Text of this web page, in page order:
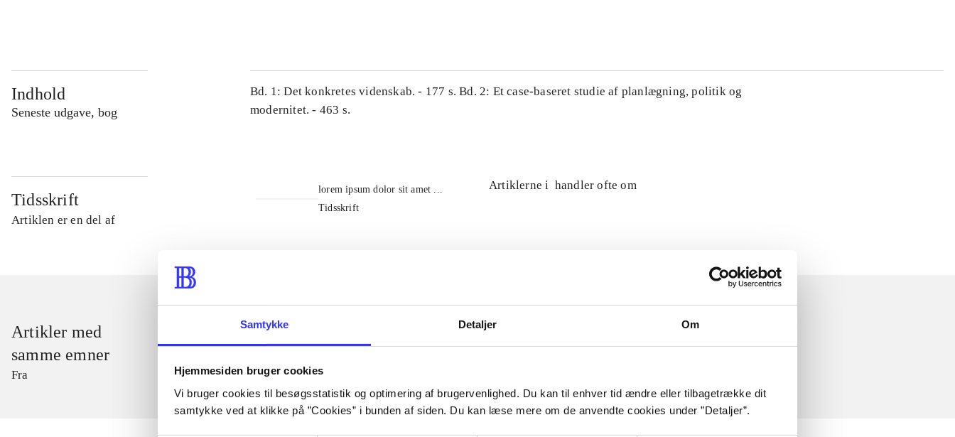
Samtykke Detaljer Om
Hjemmesiden bruger cookies
Vi bruger cookies til besøgsstatistik og optimering af brugervenlighed. Du kan til enhver tid ændre eller tilbagetrække dit
samtykke ved at klikke på ”Cookies” i bunden af siden. Du kan læse mere om de anvendte cookies under ”Detaljer”.
Indhold
Seneste udgave, bog
Bd. 1: Det konkretes videnskab. - 177 s. Bd. 2: Et case-baseret studie af planlægning, politik og
modernitet. - 463 s.
Tidsskrift
Artiklen er en del af
lorem ipsum dolor sit amet ...
Tidsskrift
Artiklerne i handler ofte om
Artikler med
samme emner
Fra